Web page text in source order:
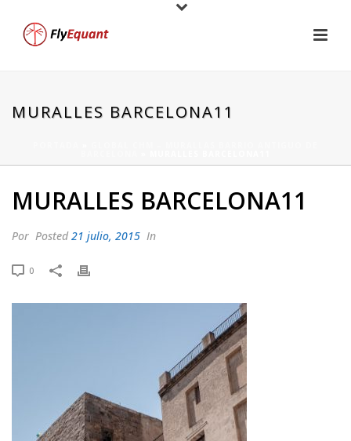
MURALLES BARCELONA11
MURALLES BARCELONA11
Por Posted21 julio, 2015 In
0